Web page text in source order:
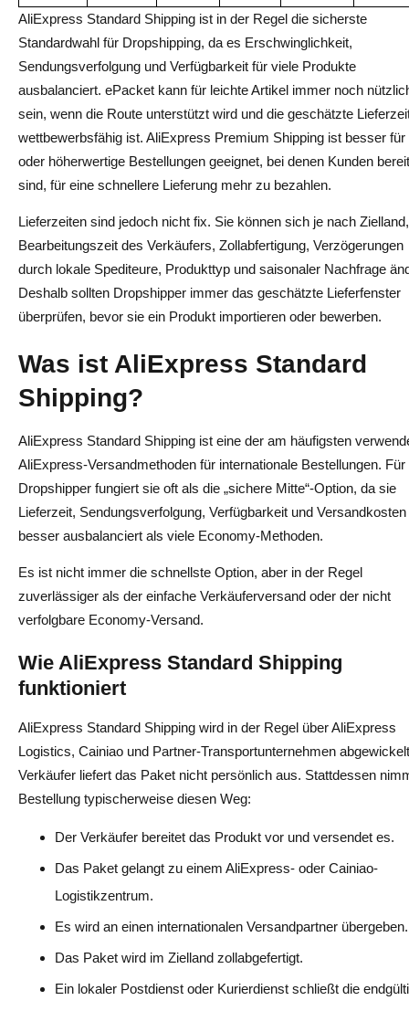
AliExpress Standard Shipping vs. ePacket vs. Premium –
Häufig gestellte Fragen
Was ist der Unterschied zwischen AliExpress Standard
Shipping, ePacket und AliExpress Premium Shipping?
Was ist besser für Dropshipping: AliExpress Standard
Shipping oder ePacket?
Lohnt sich AliExpress Premium Shipping?
Ist ePacket immer noch gut für AliExpress Dropshipping?
Wie lange dauert AliExpress Standard Shipping?
Wie lange dauert der ePacket-Versand?
Welche AliExpress-Versandmethode bietet die beste
Sendungsverfolgung?
Was ist die günstigste Option unter Standard Shipping,
ePacket und Premium Shipping?
Shipping anbieten?
AliExpress Standard Shipping ist in der Regel die sicherste
Standardwahl für Dropshipping, da es Erschwinglichkeit,
Sendungsverfolgung und Verfügbarkeit für viele Produkte
ausbalanciert. ePacket kann für leichte Artikel immer noch
sein, wenn die Route unterstützt wird und die geschätzte
wettbewerbsfähig ist. AliExpress Premium Shipping ist besser für
oder höherwertige Bestellungen geeignet, bei denen Kunden bereit
sind, für eine schnellere Lieferung mehr zu bezahlen.
Lieferzeiten sind jedoch nicht fix. Sie können sich je nach Zielland,
Bearbeitungszeit des Verkäufers, Zollabfertigung, Verzögerungen
durch lokale Spediteure, Produkttyp und saisonaler Nachfrage
Deshalb sollten Dropshipper immer das geschätzte Lieferfenster
überprüfen, bevor sie ein Produkt importieren oder bewerben.
Was ist AliExpress Standard
Shipping?
AliExpress Standard Shipping ist eine der am häufigsten
AliExpress-Versandmethoden für internationale Bestellungen. Für
Dropshipper fungiert sie oft als die „sichere Mitte“-Option, da sie
Lieferzeit, Sendungsverfolgung, Verfügbarkeit und Versandkosten
besser ausbalanciert als viele Economy-Methoden.
Es ist nicht immer die schnellste Option, aber in der Regel
zuverlässiger als der einfache Verkäuferversand oder der nicht
verfolgbare Economy-Versand.
Wie AliExpress Standard Shipping
funktioniert
AliExpress Standard Shipping wird in der Regel über AliExpress
Logistics, Cainiao und Partner-Transportunternehmen
Verkäufer liefert das Paket nicht persönlich aus. Stattdessen
Bestellung typischerweise diesen Weg:
Der Verkäufer bereitet das Produkt vor und versendet es.
Das Paket gelangt zu einem AliExpress- oder Cainiao-
Logistikzentrum.
Es wird an einen internationalen Versandpartner übergeben.
Das Paket wird im Zielland zollabgefertigt.
Ein lokaler Postdienst oder Kurierdienst schließt die